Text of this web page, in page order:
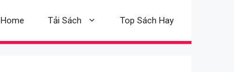
Home Tải Sách Top Sách Hay